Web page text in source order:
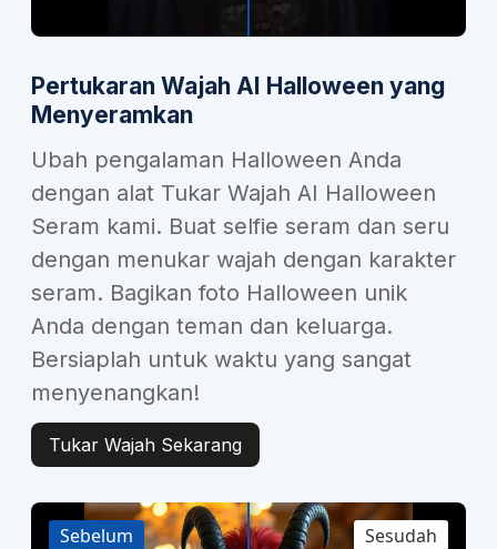
Pertukaran Wajah AI Halloween yang
Menyeramkan
Ubah pengalaman Halloween Anda
dengan alat Tukar Wajah AI Halloween
Seram kami. Buat selfie seram dan seru
dengan menukar wajah dengan karakter
seram. Bagikan foto Halloween unik
Anda dengan teman dan keluarga.
Bersiaplah untuk waktu yang sangat
menyenangkan!
Tukar Wajah Sekarang
Sesudah
Sebelum